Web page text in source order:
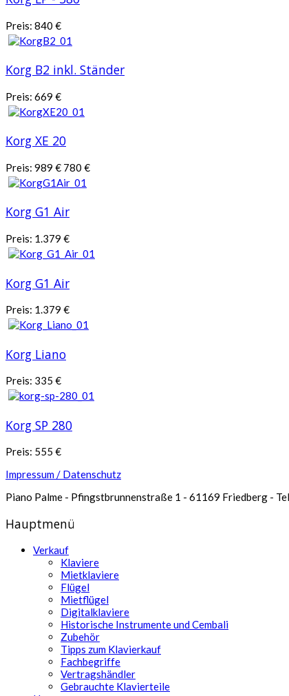
Preis: 840 €
Korg B2 inkl. Ständer
Preis: 669 €
Korg XE 20
Preis: 989 € 780 €
Korg G1 Air
Preis: 1.379 €
Korg G1 Air
Preis: 1.379 €
Korg Liano
Preis: 335 €
Korg SP 280
Preis: 555 €
Impressum / Datenschutz
Piano Palme - Pfingstbrunnenstraße 1 - 61169 Friedberg -
Hauptmenü
Verkauf
Klaviere
Mietklaviere
Flügel
Mietflügel
Digitalklaviere
Historische Instrumente und Cembali
Zubehör
Tipps zum Klavierkauf
Fachbegriffe
Vertragshändler
Gebrauchte Klavierteile